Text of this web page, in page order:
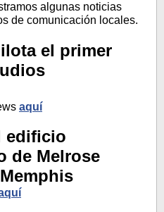
algunas noticias
de comunicación locales.
el primer
aquí
edificio
de Melrose